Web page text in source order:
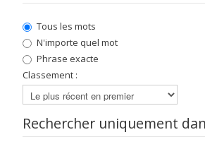
Tous les mots
N'importe quel mot
Phrase exacte
Classement :
Rechercher uniquement